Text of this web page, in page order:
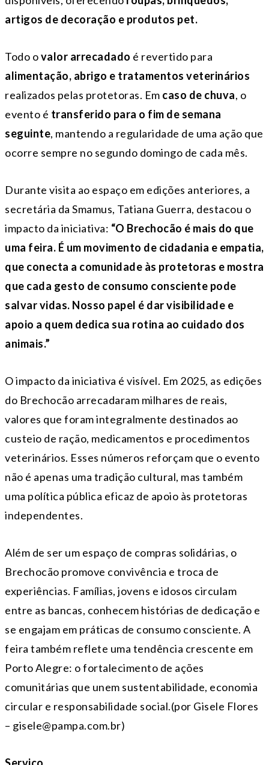
artigos de decoração e produtos pet.
Todo ovalor arrecadado é revertido para
alimentação, abrigo e tratamentos veterinários
realizados pelas protetoras. Em caso de chuva, o
evento é transferido para o fim de semana
seguinte, mantendo a regularidade de uma ação que
ocorre sempre no segundo domingo de cada mês.
Durante visita ao espaço em edições anteriores, a
secretária da Smamus, Tatiana Guerra, destacou o
impacto da iniciativa: “O Brechocão é mais do que
uma feira. É um movimento de cidadania e empatia,
que conecta a comunidade às protetoras e mostra
que cada gesto de consumo consciente pode
salvar vidas. Nosso papel é dar visibilidade e
apoio a quem dedica sua rotina ao cuidado dos
animais.”
O impacto da iniciativa é visível. Em 2025, as edições
do Brechocão arrecadaram milhares de reais,
valores que foram integralmente destinados ao
custeio de ração, medicamentos e procedimentos
veterinários. Esses números reforçam que o evento
não é apenas uma tradição cultural, mas também
uma política pública eficaz de apoio às protetoras
independentes.
Além de ser um espaço de compras solidárias, o
Brechocão promove convivência e troca de
experiências. Famílias, jovens e idosos circulam
entre as bancas, conhecem histórias de dedicação e
se engajam em práticas de consumo consciente. A
feira também reflete uma tendência crescente em
Porto Alegre: o fortalecimento de ações
comunitárias que unem sustentabilidade, economia
circular e responsabilidade social.(por Gisele Flores
– gisele@pampa.com.br)